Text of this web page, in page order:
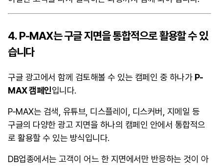
4. P-MAX는 구글 지면을 통합적으로 활용할 수 있
습니다
구글 광고에서 함께 검토해볼 수 있는 캠페인 중 하나가 P-
MAX 캠페인입니다.
P-MAX는 검색, 유튜브, 디스플레이, 디스커버, 지메일 등
구글의 다양한 광고 지면을 하나의 캠페인 안에서 통합적으
로 활용할 수 있는 방식입니다.
DB업종에서는 고객이 어느 한 지면에서만 반응하는 것이 아